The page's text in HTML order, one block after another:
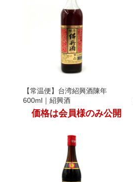
【常温便】台湾紹興酒陳年
600ml｜紹興酒
価格は会員様のみ公開